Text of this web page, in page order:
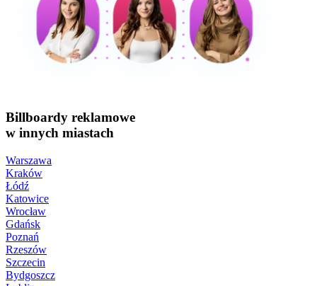
Billboardy reklamowe
w innych miastach
Warszawa
Kraków
Łódź
Katowice
Wrocław
Gdańsk
Poznań
Rzeszów
Szczecin
Bydgoszcz